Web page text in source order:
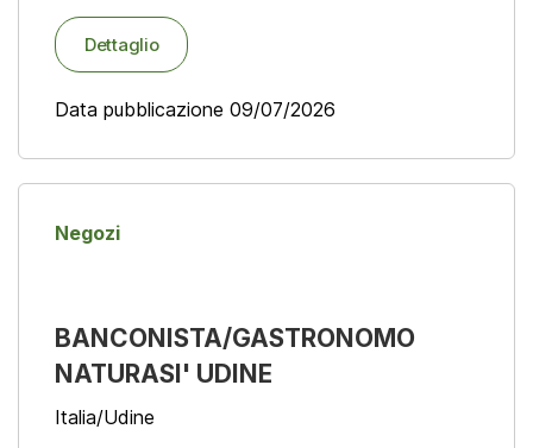
Dettaglio
Data pubblicazione 09/07/2026
Negozi
BANCONISTA/GASTRONOMO
NATURASI' UDINE
Italia/Udine